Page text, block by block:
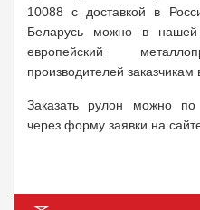
10088 с доставкой в
Беларусь можно в
европейский
производителей
Заказать рулон можно
через форму заявки на